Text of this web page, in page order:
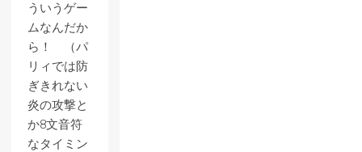
ういうゲー
ムなんだか
ら！ （パ
リィでは防
ぎきれない
炎の攻撃と
か8文音符
なタイミン